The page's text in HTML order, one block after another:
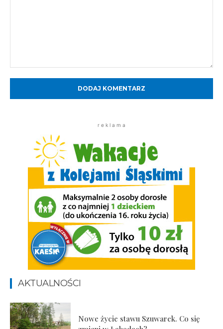
r e k l a m a
AKTUALNOŚCI
Nowe życie stawu Szuwarek. Co się